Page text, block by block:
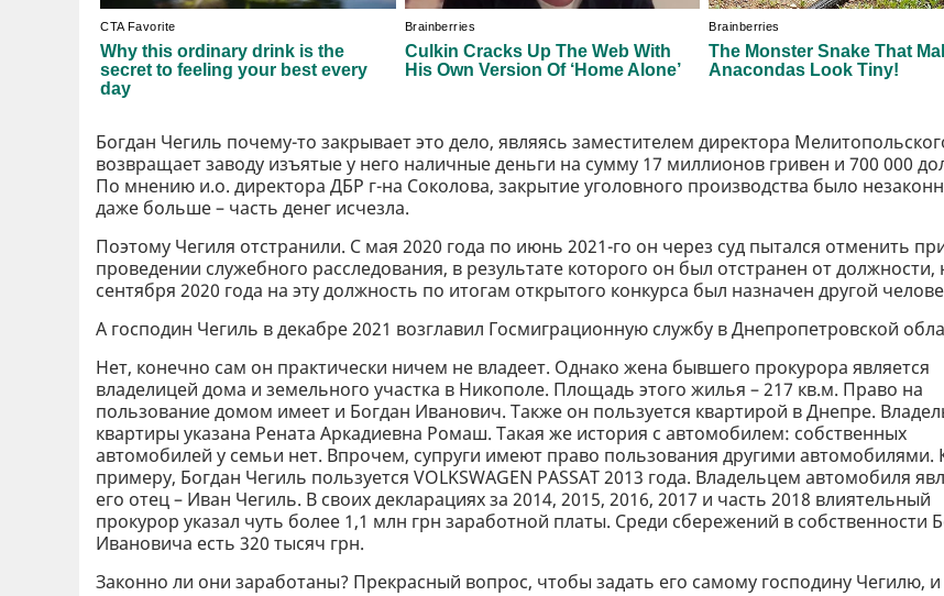
Богдан Чегиль почему-то закрывает это дело, являясь заместителем директора
возвращает заводу изъятые у него наличные деньги на сумму 17 миллионов гривен и 700 000
По мнению и.о. директора ДБР г-на Соколова, закрытие уголовного производства было
даже больше – часть денег исчезла.
Поэтому Чегиля отстранили. С мая 2020 года по июнь 2021-го он через суд пытался отменить
проведении служебного расследования, в результате которого он был отстранен от должности,
сентября 2020 года на эту должность по итогам открытого конкурса был назначен другой
А господин Чегиль в декабре 2021 возглавил Госмиграционную службу в Днепропетровской
Нет, конечно сам он практически ничем не владеет. Однако жена бывшего прокурора является
владелицей дома и земельного участка в Никополе. Площадь этого жилья – 217 кв.м. Право на
пользование домом имеет и Богдан Иванович. Также он пользуется квартирой в Днепре.
квартиры указана Рената Аркадиевна Ромаш. Такая же история с автомобилем: собственных
автомобилей у семьи нет. Впрочем, супруги имеют право пользования другими автомобилями.
примеру, Богдан Чегиль пользуется VOLKSWAGEN PASSAT 2013 года. Владельцем автомобиля
его отец – Иван Чегиль. В своих декларациях за 2014, 2015, 2016, 2017 и часть 2018 влиятельный
прокурор указал чуть более 1,1 млн грн заработной платы. Среди сбережений в собственности
Ивановича есть 320 тысяч грн.
Законно ли они заработаны? Прекрасный вопрос, чтобы задать его самому господину Чегилю,